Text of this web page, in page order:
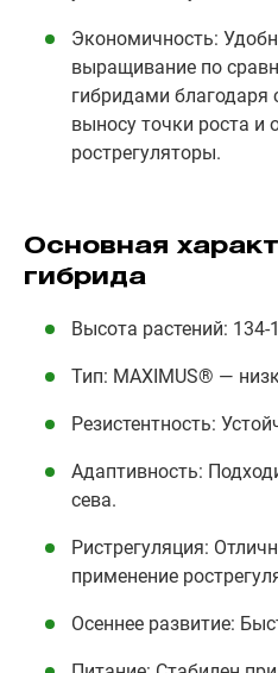
Экономичность:
выращивание по
гибридами благодаря
выносу точки роста и
рострегуляторы.
Основная
гибрида
Высота растений: 134-
Тип: MAXIMUS® —
Резистентность:
Адаптивность:
сева.
Ристрегуляция:
применение
Осеннее развитие: